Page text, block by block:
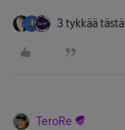
3 tykkää tästä
TeroRe